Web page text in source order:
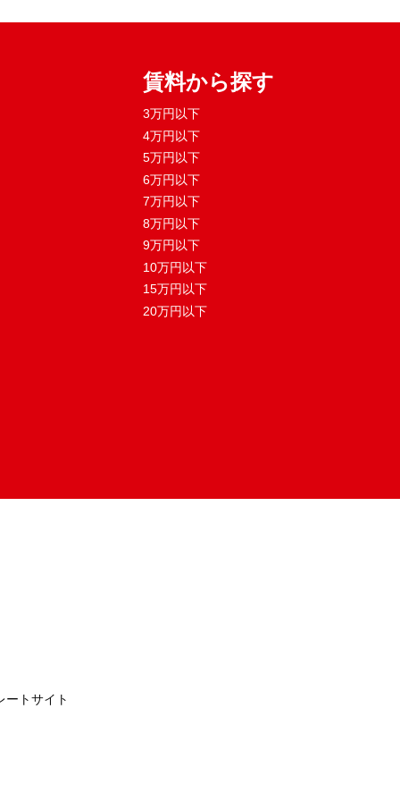
賃料から探す
3万円以下
4万円以下
5万円以下
6万円以下
7万円以下
8万円以下
9万円以下
10万円以下
15万円以下
20万円以下
ートサイト